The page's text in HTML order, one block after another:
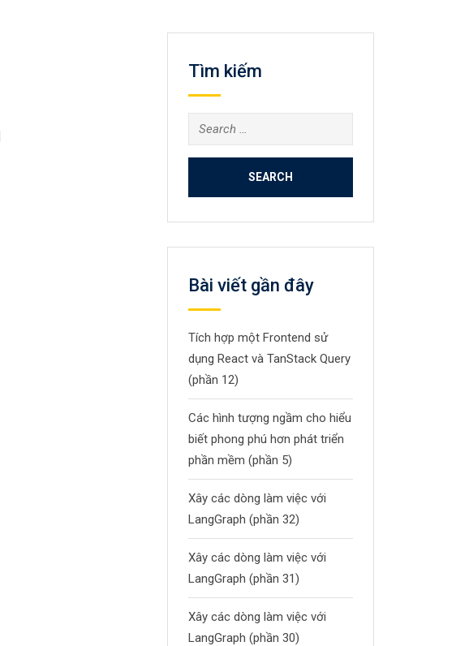
Tìm kiếm
Search
for:
Bài viết gần đây
Tích hợp một Frontend sử
dụng React và TanStack Query
(phần 12)
Các hình tượng ngầm cho hiểu
biết phong phú hơn phát triển
phần mềm (phần 5)
Xây các dòng làm việc với
LangGraph (phần 32)
Xây các dòng làm việc với
LangGraph (phần 31)
Xây các dòng làm việc với
LangGraph (phần 30)